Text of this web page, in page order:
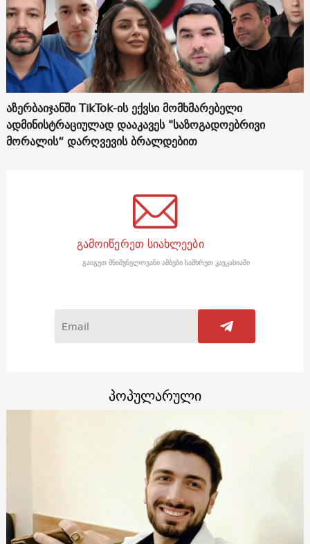
აზერბაიჯანში TikTok-ის ექვსი მომხმარებელი
ადმინისტრაციულად დააკავეს "საზოგადოებრივი
მორალის“ დარღვევის ბრალდებით
გამოიწერეთ სიახლეები
გაიგეთ მნიშვნელოვანი ამბები სამხრეთ კავკასიაში
პოპულარული